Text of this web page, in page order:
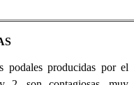
podales producidas por el